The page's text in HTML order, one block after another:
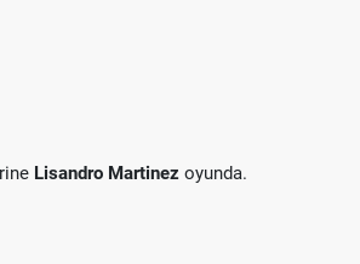
Lisandro Martinez oyunda.